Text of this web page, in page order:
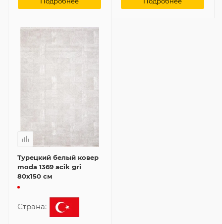
Турецкий белый ковер
moda 1369 acik gri
80x150 см
Страна: